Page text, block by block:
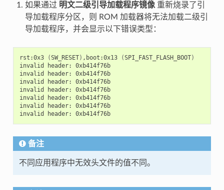
如果通过 明文二级引导加载程序镜像重新烧录了引
导加载程序分区，则 ROM 加载器将无法加载二级引
导加载程序，并会显示以下错误类型：
rst:0x3 (SW_RESET) ,boot:0x13 (SPI_FAST_FLASH_BOOT)
invalid
header:
0xb414f76b
invalid
header:
0xb414f76b
invalid
header:
0xb414f76b
invalid
header:
0xb414f76b
invalid
header:
0xb414f76b
invalid
header:
0xb414f76b
invalid
header: 0xb414f76b
备注
不同应用程序中无效头文件的值不同。